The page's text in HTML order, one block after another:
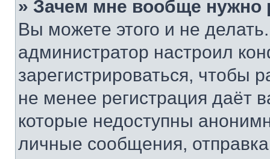
» Зачем мне вообще нужно
Вы можете этого и не
администратор настроил
зарегистрироваться, чтобы
не менее регистрация даёт
которые недоступны
личные сообщения,